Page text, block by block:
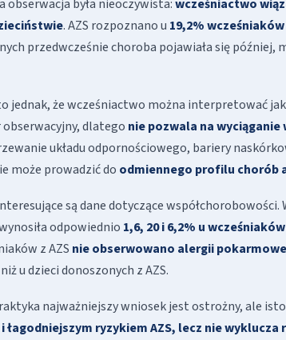
obserwacja była nieoczywista:wcześniactwo
. AZS rozpoznano u 19,2% wcześniaków
przedwcześnie choroba pojawiała się później,
jednak, że wcześniactwo można interpretować
dlatego nie pozwala na
układu odpornościowego, bariery
może prowadzić do odmiennego profilu chorób
są dane dotyczące
odpowiednio 1,6, 20 i 6,2% u wcześniaków
z AZS nie obserwowano alergii
niż u dzieci donoszonych z AZS.
najważniejszy wniosek jest ostrożny, ale
łagodniejszym ryzykiem AZS, lecz nie